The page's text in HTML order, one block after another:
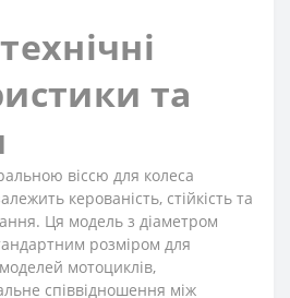
та
віссю для колеса
керованість, стійкість та
Ця модель з діаметром
розміром для
мотоциклів,
співвідношення між